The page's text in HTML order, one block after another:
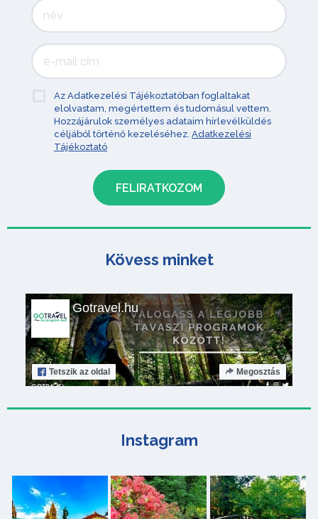
Az Adatkezelési Tájékoztatóban foglaltakat
elolvastam, megértettem és tudomásul vettem.
Hozzájárulok személyes adataim hírlevélküldés
céljából történő kezeléséhez. Adatkezelési
Tájékoztató
Kövess minket
Gotravel.hu
Tetszik az oldal Megosztás
Instagram